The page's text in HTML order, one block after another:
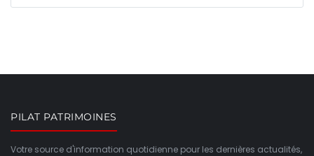
PILAT PATRIMOINES
Votre source d'information quotidienne pour les dernières actualités,